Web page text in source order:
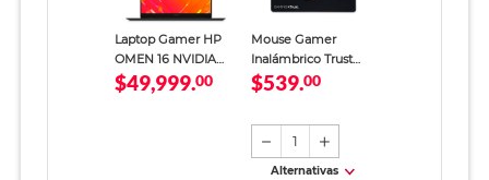
Laptop Gamer HP
OMEN 16 NVIDIA
GeForce RTX 5060
AMD Ryzen 9 24GB
$49,999.00
Mouse Gamer
Inalámbrico Trust
GXT 112 Felox Luces
$539.00
1
Alternativas